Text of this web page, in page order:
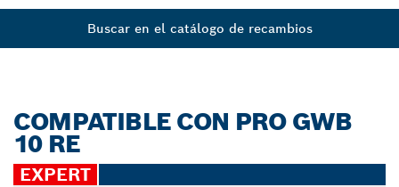
Buscar en el catálogo de recambios
COMPATIBLE CON PRO GWB
10 RE
EXPERT